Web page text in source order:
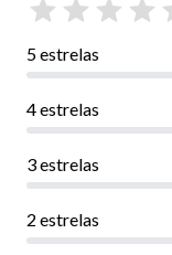
5 estrelas
4 estrelas
3 estrelas
2 estrelas